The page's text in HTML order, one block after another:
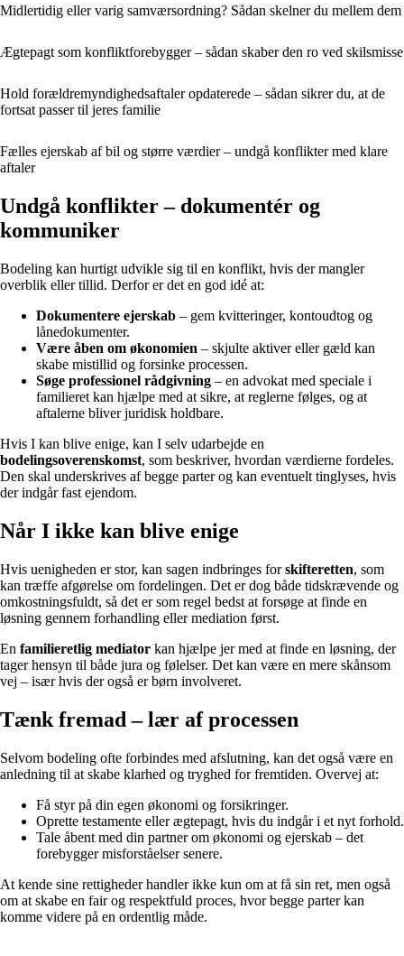
Midlertidig eller varig samværsordning? Sådan skelner du mellem dem
Ægtepagt som konfliktforebygger – sådan skaber den ro ved skilsmisse
Hold forældremyndighedsaftaler opdaterede – sådan sikrer du, at de
fortsat passer til jeres familie
Fælles ejerskab af bil og større værdier – undgå konflikter med klare
aftaler
Undgå konflikter – dokumentér og
kommuniker
Bodeling kan hurtigt udvikle sig til en konflikt, hvis der mangler
overblik eller tillid. Derfor er det en god idé at:
Dokumentere ejerskab – gem kvitteringer, kontoudtog og
lånedokumenter.
Være åben om økonomien – skjulte aktiver eller gæld kan
skabe mistillid og forsinke processen.
Søge professionel rådgivning – en advokat med speciale i
familieret kan hjælpe med at sikre, at reglerne følges, og at
aftalerne bliver juridisk holdbare.
Hvis I kan blive enige, kan I selv udarbejde en
bodelingsoverenskomst, som beskriver, hvordan værdierne fordeles.
Den skal underskrives af begge parter og kan eventuelt tinglyses, hvis
der indgår fast ejendom.
Når I ikke kan blive enige
Hvis uenigheden er stor, kan sagen indbringes forskifteretten, som
kan træffe afgørelse om fordelingen. Det er dog både tidskrævende og
omkostningsfuldt, så det er som regel bedst at forsøge at finde en
løsning gennem forhandling eller mediation først.
En familieretlig mediator kan hjælpe jer med at finde en løsning, der
tager hensyn til både jura og følelser. Det kan være en mere skånsom
vej – især hvis der også er børn involveret.
Tænk fremad – lær af processen
Selvom bodeling ofte forbindes med afslutning, kan det også være en
anledning til at skabe klarhed og tryghed for fremtiden. Overvej at:
Få styr på din egen økonomi og forsikringer.
Oprette testamente eller ægtepagt, hvis du indgår i et nyt forhold.
Tale åbent med din partner om økonomi og ejerskab – det
forebygger misforståelser senere.
At kende sine rettigheder handler ikke kun om at få sin ret, men også
om at skabe en fair og respektfuld proces, hvor begge parter kan
komme videre på en ordentlig måde.